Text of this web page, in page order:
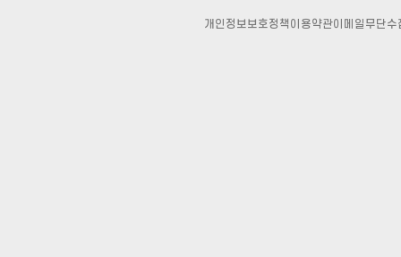
개인정보보호정책 이용약관이메일무단수